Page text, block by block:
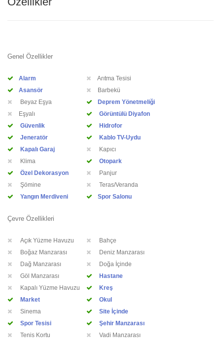
Genel Özellikler
Alarm
Arıtma Tesisi
Asansör
Barbekü
Beyaz Eşya
Deprem Yönetmeliği
Eşyalı
Görüntülü Diyafon
Güvenlik
Hidrofor
Jeneratör
Kablo TV-Uydu
Kapalı Garaj
Kapıcı
Klima
Otopark
Özel Dekorasyon
Panjur
Şömine
Teras/Veranda
Yangın Merdiveni
Spor Salonu
Çevre Özellikleri
Açık Yüzme Havuzu
Bahçe
Boğaz Manzarası
Deniz Manzarası
Dağ Manzarası
Doğa İçinde
Göl Manzarası
Hastane
Kapalı Yüzme Havuzu
Kreş
Market
Okul
Sinema
Site İçinde
Spor Tesisi
Şehir Manzarası
Tenis Kortu
Vadi Manzarası